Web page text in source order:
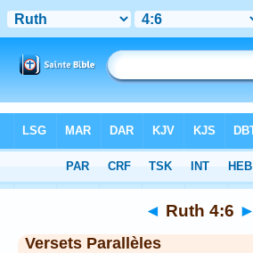
Chapitre 4 > Verset 6
◄ Ruth 4:6 ►
Versets Parallèles